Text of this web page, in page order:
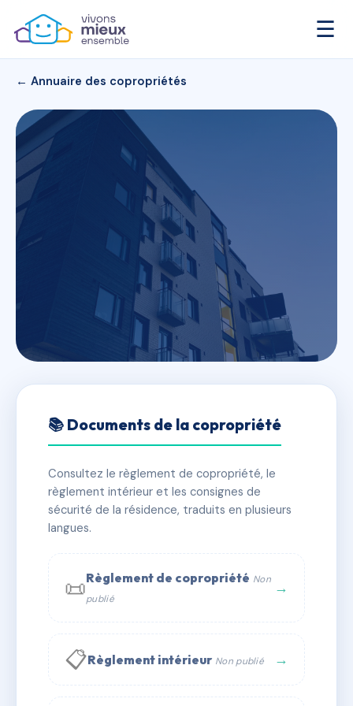
☰
← Annuaire des copropriétés
CONCORDE
✓ Immatriculée 🏠 35 lots 🏗 2 bâtiment(s)
📞 Contacter Syndic Digital
📚 Documents de la copropriété
Consultez le règlement de copropriété, le
règlement intérieur et les consignes de
sécurité de la résidence, traduits en plusieurs
langues.
📜Règlement de copropriété Non
publié
→
📋Règlement intérieur Non publié →